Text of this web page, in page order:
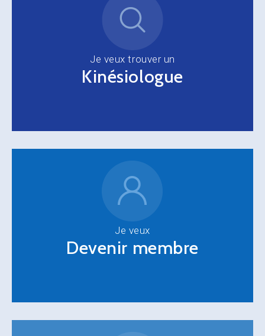
Je veux trouver un
Kinésiologue
Je veux
Devenir membre